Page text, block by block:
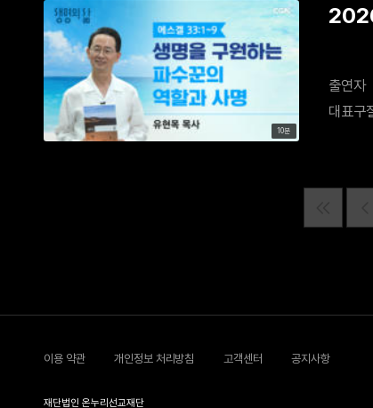
10분
출연자
대표구
이용 약관 개인정보 처리방침 고객센터 공지사항
재단법인 온누리선교재단